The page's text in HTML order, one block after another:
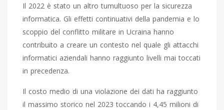
Il 2022 è stato un altro tumultuoso per la sicurezza
informatica. Gli effetti continuativi della pandemia e lo
scoppio del conflitto militare in Ucraina hanno
contribuito a creare un contesto nel quale gli attacchi
informatici aziendali hanno raggiunto livelli mai toccati
in precedenza.
Il costo medio di una violazione dei dati ha raggiunto
il massimo storico nel 2023 toccando i 4,45 milioni di